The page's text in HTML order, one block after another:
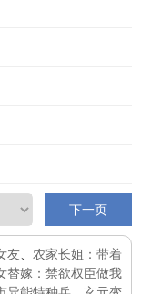
下一页
友
农家长姐：带着
替嫁：禁欲权臣做我